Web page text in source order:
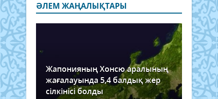
ӘЛЕМ ЖАҢАЛЫҚТАРЫ
Жапонияның Хонсю аралының
жағалауында 5,4 балдық жер
сілкінісі болды